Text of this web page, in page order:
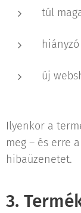
túl
új
Ilyenkor a
meg – és erre
hibaüzenetet.
3.